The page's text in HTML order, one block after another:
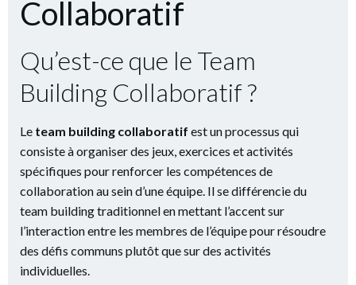
Collaboratif
Qu’est-ce que le Team
Building Collaboratif ?
Le team building collaboratif est un processus qui
consiste à organiser des jeux, exercices et activités
spécifiques pour renforcer les compétences de
collaboration au sein d’une équipe. Il se différencie du
team building traditionnel en mettant l’accent sur
l’interaction entre les membres de l’équipe pour résoudre
des défis communs plutôt que sur des activités
individuelles.